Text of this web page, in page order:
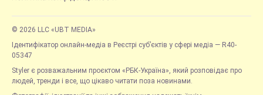
© 2026 LLC «UBT MEDIA»
Ідентифікатор онлайн-медіа в Реєстрі суб’єктів у сфері медіа — R40-
05347
Styler є розважальним проєктом «РБК-Україна», який розповідає про
людей, тренди і все, що цікаво читати поза новинами.